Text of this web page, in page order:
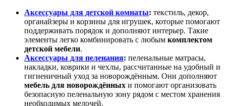
Аксессуары для детской комнаты: текстиль, декор,
органайзеры и корзины для игрушек, которые помогают
поддерживать порядок и дополняют интерьер. Такие
элементы легко комбинировать с любым комплектом
детской мебели.
Аксессуары для пеленания: пеленальные матрасы,
накладки, коврики и чехлы, рассчитанные на удобный и
гигиеничный уход за новорождённым. Они дополняют
мебель для новорождённых и помогают организовать
безопасную пеленальную зону рядом с местом хранения
необходимых мелочей.